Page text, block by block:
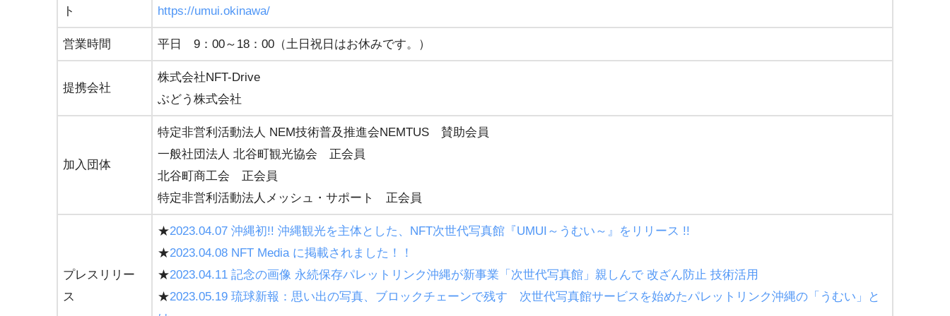
ト https://umui.okinawa/
営業時間 平日 9：00～18：00（土日祝日はお休みです。）
提携会社
株式会社NFT-Drive
ぶどう株式会社
加入団体
特定非営利活動法人 NEM技術普及推進会NEMTUS 賛助会員
一般社団法人 北谷町観光協会 正会員
北谷町商工会 正会員
特定非営利活動法人メッシュ・サポート 正会員
プレスリリー
ス
★2023.04.07 沖縄初!! 沖縄観光を主体とした、NFT次世代写真館『UMUI～うむい～』をリリース !!
★2023.04.08 NFT Media に掲載されました！！
★2023.04.11 記念の画像 永続保存パレットリンク沖縄が新事業「次世代写真館」親しんで 改ざん防止 技術活用
★2023.05.19 琉球新報：思い出の写真、ブロックチェーンで残す 次世代写真館サービスを始めたパレットリンク沖縄の「うむい」と